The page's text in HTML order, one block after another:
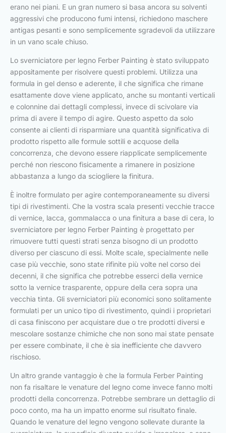
erano nei piani. E un gran numero si basa ancora su solventi
aggressivi che producono fumi intensi, richiedono maschere
antigas pesanti e sono semplicemente sgradevoli da utilizzare
in un vano scale chiuso.
Lo sverniciatore per legno Ferber Painting è stato sviluppato
appositamente per risolvere questi problemi. Utilizza una
formula in gel denso e aderente, il che significa che rimane
esattamente dove viene applicato, anche su montanti verticali
e colonnine dai dettagli complessi, invece di scivolare via
prima di avere il tempo di agire. Questo aspetto da solo
consente ai clienti di risparmiare una quantità significativa di
prodotto rispetto alle formule sottili e acquose della
concorrenza, che devono essere riapplicate semplicemente
perché non riescono fisicamente a rimanere in posizione
abbastanza a lungo da sciogliere la finitura.
È inoltre formulato per agire contemporaneamente su diversi
tipi di rivestimenti. Che la vostra scala presenti vecchie tracce
di vernice, lacca, gommalacca o una finitura a base di cera, lo
sverniciatore per legno Ferber Painting è progettato per
rimuovere tutti questi strati senza bisogno di un prodotto
diverso per ciascuno di essi. Molte scale, specialmente nelle
case più vecchie, sono state rifinite più volte nel corso dei
decenni, il che significa che potrebbe esserci della vernice
sotto la vernice trasparente, oppure della cera sopra una
vecchia tinta. Gli sverniciatori più economici sono solitamente
formulati per un unico tipo di rivestimento, quindi i proprietari
di casa finiscono per acquistare due o tre prodotti diversi e
mescolare sostanze chimiche che non sono mai state pensate
per essere combinate, il che è sia inefficiente che davvero
rischioso.
Un altro grande vantaggio è che la formula Ferber Painting
non fa risaltare le venature del legno come invece fanno molti
prodotti della concorrenza. Potrebbe sembrare un dettaglio di
poco conto, ma ha un impatto enorme sul risultato finale.
Quando le venature del legno vengono sollevate durante la